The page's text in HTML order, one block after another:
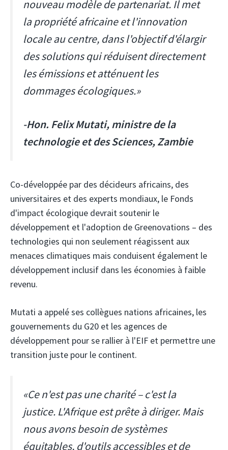
nouveau modèle de partenariat. Il met
la propriété africaine et l'innovation
locale au centre, dans l'objectif d'élargir
des solutions qui réduisent directement
les émissions et atténuent les
dommages écologiques.»
-Hon. Felix Mutati, ministre de la
technologie et des Sciences, Zambie
Co-développée par des décideurs africains, des
universitaires et des experts mondiaux, le Fonds
d'impact écologique devrait soutenir le
développement et l'adoption de Greenovations – des
technologies qui non seulement réagissent aux
menaces climatiques mais conduisent également le
développement inclusif dans les économies à faible
revenu.
Mutati a appelé ses collègues nations africaines, les
gouvernements du G20 et les agences de
développement pour se rallier à l'EIF et permettre une
transition juste pour le continent.
«Ce n'est pas une charité – c'est la
justice. L'Afrique est prête à diriger. Mais
nous avons besoin de systèmes
équitables, d'outils accessibles et de